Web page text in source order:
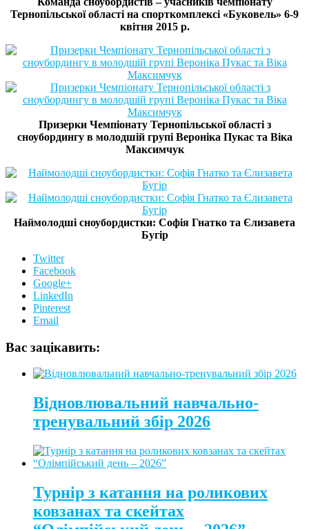
Тернопільської області на спорткомплексі «Буковель» 6-9
квітня 2015 р.
Призерки Чемпіонату Тернопільської області з
сноубордингу в молодшій групі Вероніка Пукас та Віка
Максимчук
Наймолодші сноубордистки: Софія Гнатко та Єлизавета
Бугір
Twitter
Facebook
Google+
LinkedIn
Pinterest
Email
Вас зацікавить:
Відновлювальний навчально-
тренувальний збір 2026
Турнір з катання на роликових
ковзанах та скейтах